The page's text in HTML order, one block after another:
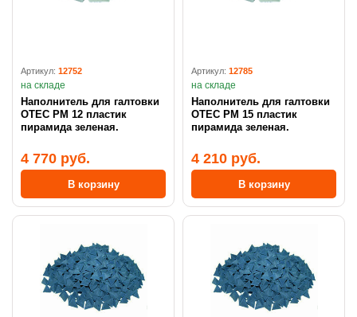
Артикул: 12752
на складе
Наполнитель для галтовки
OTEC PM 12 пластик
пирамида зеленая.
4 770 руб.
В корзину
Артикул: 12785
на складе
Наполнитель для галтовки
OTEC PM 15 пластик
пирамида зеленая.
4 210 руб.
В корзину